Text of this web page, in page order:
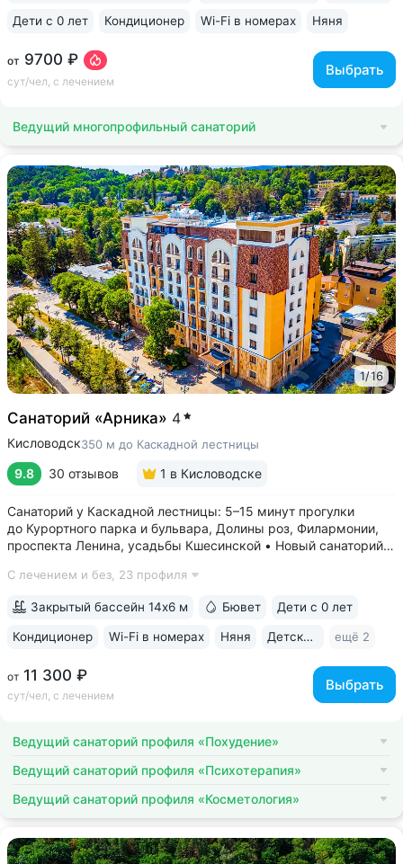
от 9700 ₽
сут/чел, с лечением
Выбрать
Дети с 0 лет Кондиционер Wi-Fi в номерах Няня
ещё 6
Ведущий многопрофильный санаторий
1/16
Санаторий «Арника» 4
Кисловодск350 м до Каскадной лестницы
9.8 30 отзывов 1 в Кисловодске
Санаторий у Каскадной лестницы: 5–15 минут прогулки
до Курортного парка и бульвара, Долины роз, Филармонии,
проспекта Ленина, усадьбы Кшесинской • Новый санаторий,
положительные. Многие гости отмечают, что санаторий
С лечением и без, 23 профиля
от 11 300 ₽
сут/чел, с лечением
Выбрать
Закрытый бассейн 14х6 м Бювет Дети с 0 лет
Кондиционер Wi-Fi в номерах Няня Детская комната ещё 2
Ведущий санаторий профиля «Похудение»
Ведущий санаторий профиля «Психотерапия»
Ведущий санаторий профиля «Косметология»